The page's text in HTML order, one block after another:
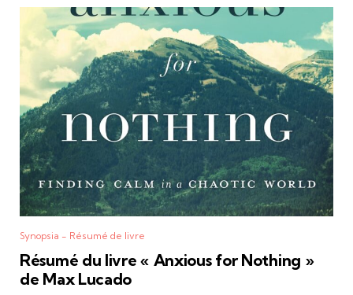
Synopsia - Résumé de livre
Résumé du livre « Anxious for Nothing »
de Max Lucado